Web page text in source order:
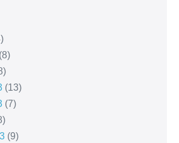
(8)
(13)
(7)
(9)